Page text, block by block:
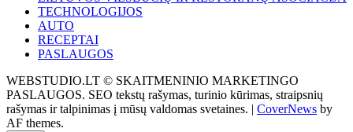
TECHNOLOGIJOS
AUTO
RECEPTAI
PASLAUGOS
WEBSTUDIO.LT © SKAITMENINIO MARKETINGO
PASLAUGOS. SEO tekstų rašymas, turinio kūrimas, straipsnių
rašymas ir talpinimas į mūsų valdomas svetaines. | CoverNews by
AF themes.